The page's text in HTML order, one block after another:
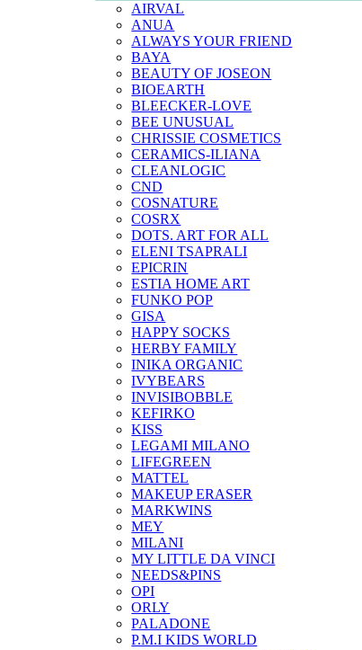
AIRVAL
ANUA
ALWAYS YOUR FRIEND
BAYA
BEAUTY OF JOSEON
BIOEARTH
BLEECKER-LOVE
BEE UNUSUAL
CHRISSIE COSMETICS
CERAMICS-ILIANA
CLEANLOGIC
CND
COSNATURE
COSRX
DOTS. ART FOR ALL
ELENI TSAPRALI
EPICRIN
ESTIA HOME ART
FUNKO POP
GISA
HAPPY SOCKS
HERBY FAMILY
INIKA ORGANIC
IVYBEARS
INVISIBOBBLE
KEFIRKO
KISS
LEGAMI MILANO
LIFEGREEN
MATTEL
MAKEUP ERASER
MARKWINS
MEY
MILANI
MY LITTLE DA VINCI
NEEDS&PINS
OPI
ORLY
PALADONE
P.M.I KIDS WORLD